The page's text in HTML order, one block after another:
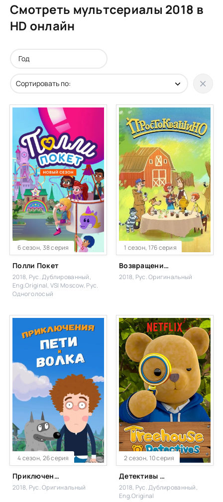
Смотреть мультсериалы 2018 в
HD онлайн
6 сезон, 38 серия
Полли Покет
2018, Рус. Дублированный,
Eng.Original, VSI Moscow, Рус.
Одноголосый
1 сезон, 176 серия
Возвращение в Простоквашино
2018, Рус. Оригинальный
4 сезон, 26 серия
Приключения Пети и Волка
2018, Рус. Оригинальный
2 сезон, 10 серия
Детективы из домика на дереве
2018, Рус. Дублированный,
Eng.Original